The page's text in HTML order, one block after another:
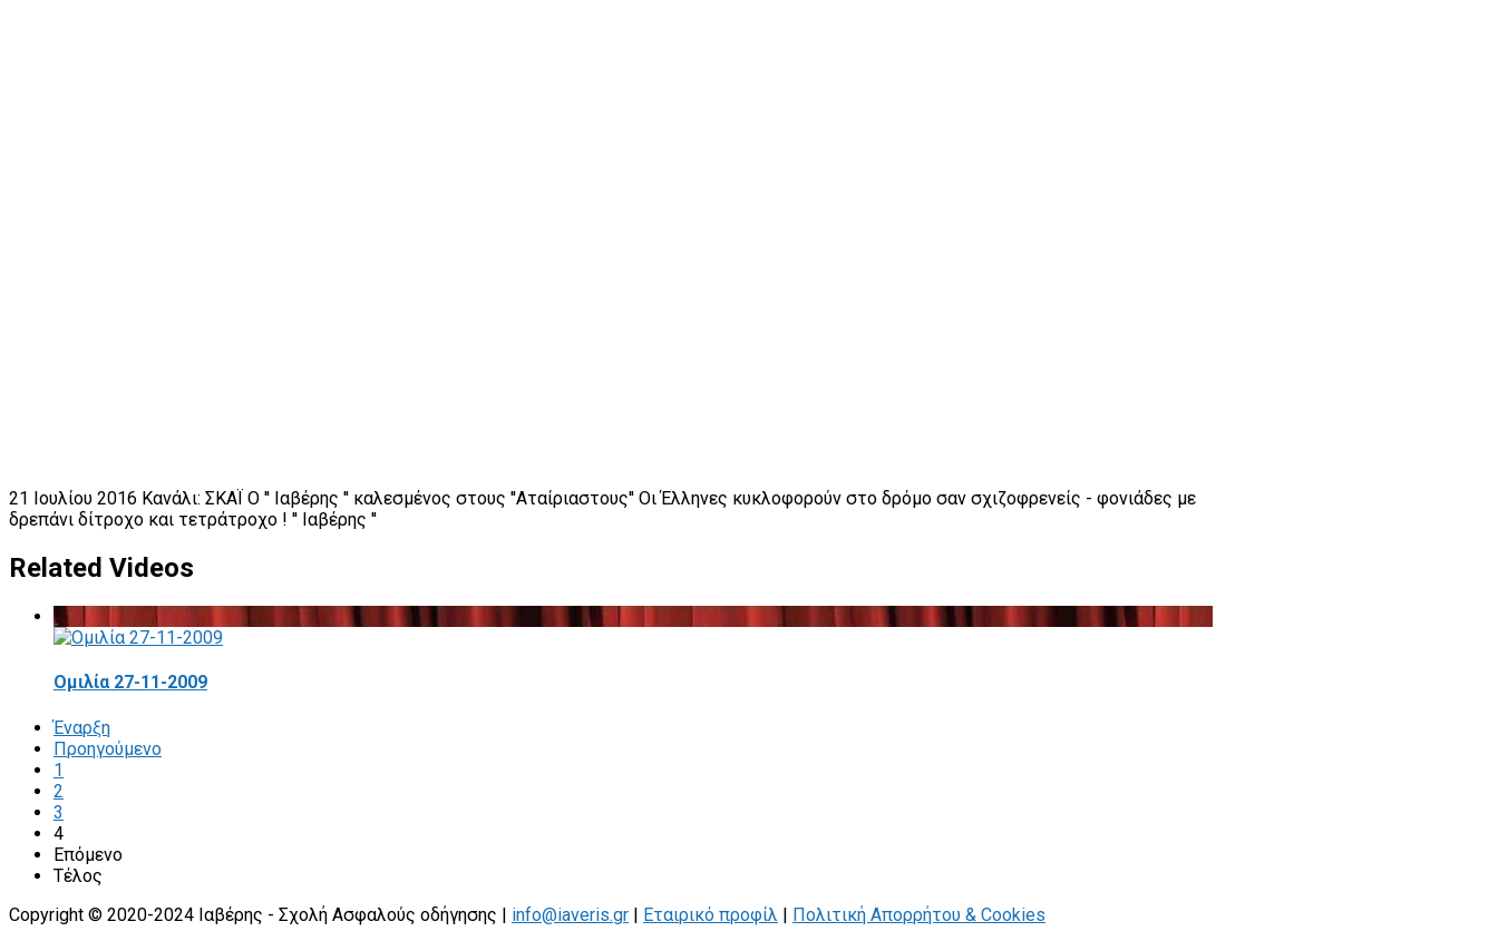
21 Ιουλίου 2016 Κανάλι: ΣΚΑΪ Ο '' Ιαβέρης '' καλεσμένος στους ''Αταίριαστους'' Οι Έλληνες κυκλοφορούν στο δρόμο σαν σχιζοφρενείς - φονιάδες με
δρεπάνι δίτροχο και τετράτροχο ! '' Ιαβέρης ''
Related Videos
Ομιλία 27-11-2009
Έναρξη
Προηγούμενο
1
2
3
4
Επόμενο
Τέλος
Copyright © 2020-2024 Ιαβέρης - Σχολή Ασφαλούς οδήγησης | info@iaveris.gr | Εταιρικό προφίλ | Πολιτική Απορρήτου & Cookies